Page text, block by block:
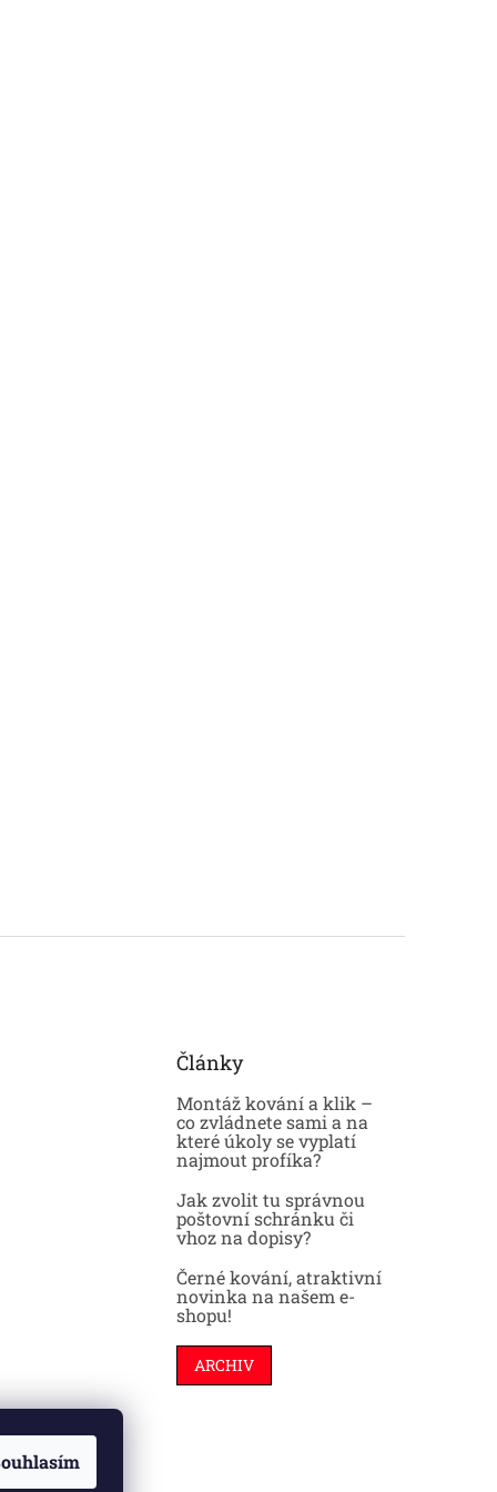
Články
Montáž kování a klik –
co zvládnete sami a na
které úkoly se vyplatí
najmout profíka?
Jak zvolit tu správnou
poštovní schránku či
vhoz na dopisy?
Černé kování, atraktivní
novinka na našem e-
shopu!
ARCHIV